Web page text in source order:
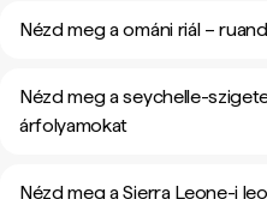
Nézd meg a ománi riál –
Nézd meg a seychelle-
árfolyamokat
Nézd meg a Sierra Leone-i